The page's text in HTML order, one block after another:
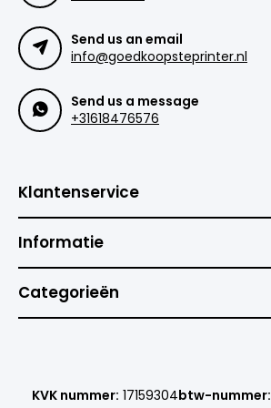
Send us an email
info@goedkoopsteprinter.nl
Send us a message
+31618476576
Klantenservice
Informatie
Categorieën
KVK nummer: 17159304btw-nummer: